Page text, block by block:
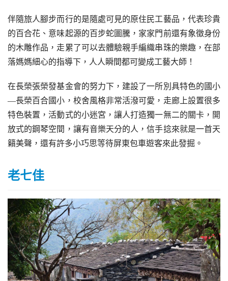
伴隨旅人腳步而行的是隨處可見的原住民工藝品，代表珍貴
的百合花、意味起源的百步蛇圖騰，家家門前還有象徵身份
的木雕作品，走累了可以去體驗親手編織串珠的樂趣，在部
落媽媽細心的指導下，人人瞬間都可變成工藝大師！
在長榮張榮發基金會的努力下，建設了一所別具特色的國小
—長榮百合國小，校舍風格非常活潑可愛，走廊上設置很多
特色裝置，活動式的小迷宮，讓人打造獨一無二的關卡，開
放式的鋼琴空間，讓有音樂天分的人，信手捻來就是一首天
籟美聲，還有許多小巧思等待屏東包車遊客來此發掘。
老七佳